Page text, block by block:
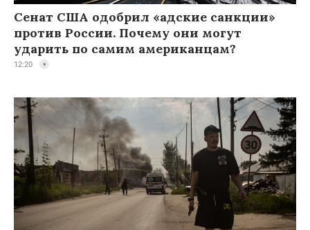
Сенат США одобрил «адские санкции»
против России. Почему они могут
ударить по самим американцам?
12:20